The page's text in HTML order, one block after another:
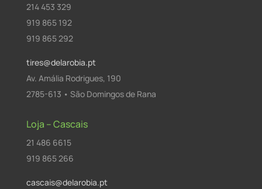
214 453 329
919 865 192
919 865 292
tires@delarobia.pt
Av. Amália Rodrigues, 190
2785-613 • São Domingos de Rana
Loja – Cascais
21 486 6615
919 865 266
cascais@delarobia.pt